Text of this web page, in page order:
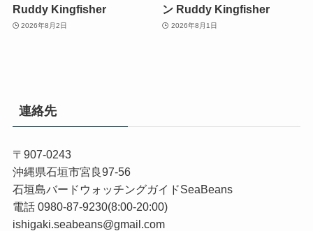
Ruddy Kingfisher
2026年8月2日
ン Ruddy Kingfisher
2026年8月1日
連絡先
〒907-0243
沖縄県石垣市宮良97-56
石垣島バードウォッチングガイドSeaBeans
電話 0980-87-9230(8:00-20:00)
ishigaki.seabeans@gmail.com